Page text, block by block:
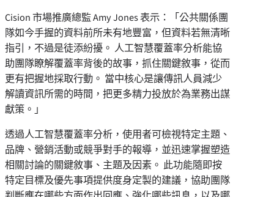
Cision 市場推廣總監 Amy Jones 表示：「公共關係團
隊如今手握的資料前所未有地豐富，但資料若無清晰
指引，不過是徒添紛擾。 人工智慧覆蓋率分析能協
助團隊瞭解覆蓋率背後的故事，抓住關鍵敘事，從而
更有把握地採取行動。 當中核心是讓傳訊人員減少
解讀資訊所需的時間，把更多精力投放於為業務出謀
獻策。」
透過人工智慧覆蓋率分析，使用者可檢視特定主題、
品牌、營銷活動或競爭對手的報導，並迅速掌握塑造
相關討論的關鍵敘事、主題及因素。 此功能隨即按
特定目標及優先事項提供度身定製的建議，協助團隊